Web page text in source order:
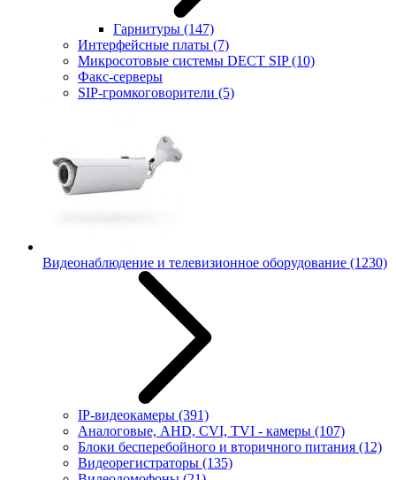
Гарнитуры (147)
Интерфейсные платы (7)
Микросотовые системы DECT SIP(10)
Факс-серверы
SIP-громкоговорители (5)
Видеонаблюдение и телевизионное оборудование (1230)
IP-видеокамеры (391)
Аналоговые, AHD, CVI, TVI - камеры (107)
Блоки бесперебойного и вторичного питания (12)
Видеорегистраторы (135)